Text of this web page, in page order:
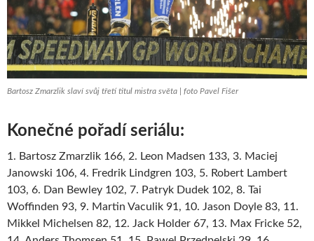
Bartosz Zmarzlik slaví svůj třetí titul mistra světa | foto Pavel Fišer
Konečné pořadí seriálu:
1. Bartosz Zmarzlik 166, 2. Leon Madsen 133, 3. Maciej
Janowski 106, 4. Fredrik Lindgren 103, 5. Robert Lambert
103, 6. Dan Bewley 102, 7. Patryk Dudek 102, 8. Tai
Woffinden 93, 9. Martin Vaculik 91, 10. Jason Doyle 83, 11.
Mikkel Michelsen 82, 12. Jack Holder 67, 13. Max Fricke 52,